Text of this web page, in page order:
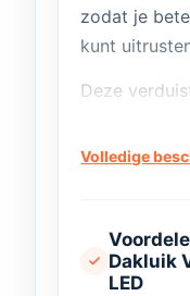
zodat je
kunt
Deze
Maxxffan
licht er
Volledige
Dakluik
LED